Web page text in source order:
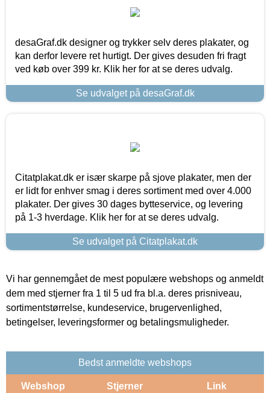
desaGraf.dk designer og trykker selv deres plakater, og
kan derfor levere ret hurtigt. Der gives desuden fri fragt
ved køb over 399 kr. Klik her for at se deres udvalg.
Se udvalget på desaGraf.dk
Citatplakat.dk er især skarpe på sjove plakater, men der
er lidt for enhver smag i deres sortiment med over 4.000
plakater. Der gives 30 dages bytteservice, og levering
på 1-3 hverdage. Klik her for at se deres udvalg.
Se udvalget på Citatplakat.dk
Vi har gennemgået de mest populære webshops og anmeldt
dem med stjerner fra 1 til 5 ud fra bl.a. deres prisniveau,
sortimentstørrelse, kundeservice, brugervenlighed,
betingelser, leveringsformer og betalingsmuligheder.
Bedst anmeldte webshops
Webshop Stjerner Link